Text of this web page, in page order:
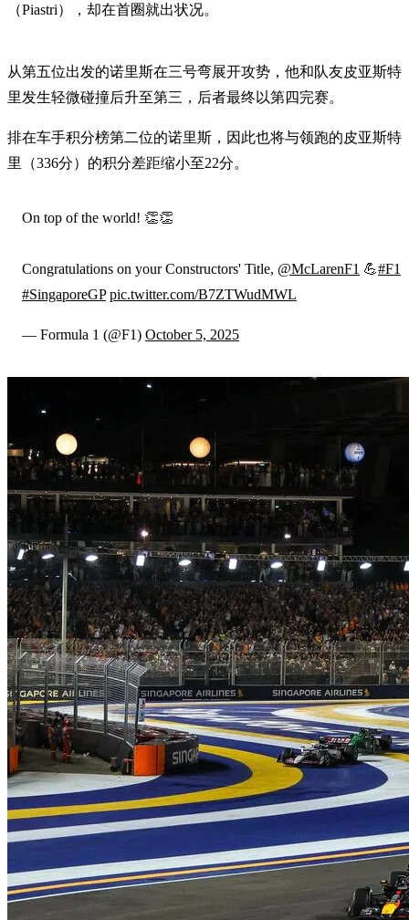
（Piastri），却在首圈就出状况。
从第五位出发的诺里斯在三号弯展开攻势，他和队友皮亚斯特
里发生轻微碰撞后升至第三，后者最终以第四完赛。
排在车手积分榜第二位的诺里斯，因此也将与领跑的皮亚斯特
里（336分）的积分差距缩小至22分。
On top of the world! 👏👏
Congratulations on your Constructors' Title, @McLarenF1 💪#F1
#SingaporeGP pic.twitter.com/B7ZTWudMWL
— Formula 1 (@F1) October 5, 2025